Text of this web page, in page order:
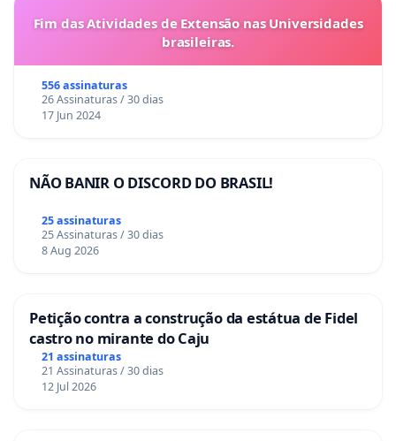
Fim das Atividades de Extensão nas Universidades
brasileiras.
556 assinaturas
26 Assinaturas / 30 dias
17 Jun 2024
NÃO BANIR O DISCORD DO BRASIL!
25 assinaturas
25 Assinaturas / 30 dias
8 Aug 2026
Petição contra a construção da estátua de Fidel
castro no mirante do Caju
21 assinaturas
21 Assinaturas / 30 dias
12 Jul 2026